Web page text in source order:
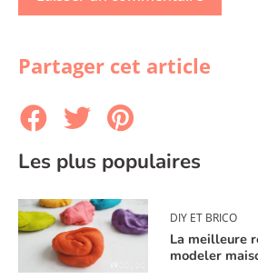
Partager cet article
Les plus populaires
DIY ET BRICO
La meilleure
modeler